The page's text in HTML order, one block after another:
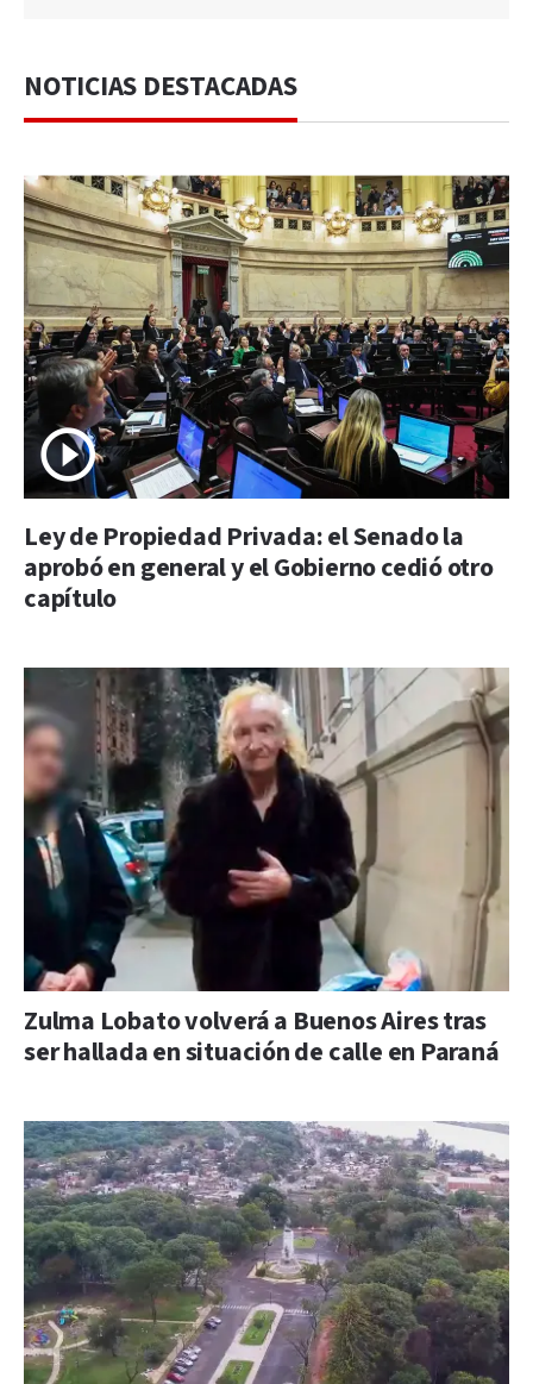
NOTICIAS DESTACADAS
Ley de Propiedad Privada: el Senado la
aprobó en general y el Gobierno cedió otro
capítulo
Zulma Lobato volverá a Buenos Aires tras
ser hallada en situación de calle en Paraná